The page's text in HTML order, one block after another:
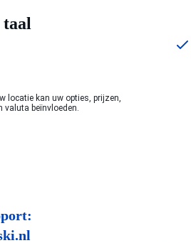
taal
locatie kan uw opties, prijzen,
valuta beïnvloeden.